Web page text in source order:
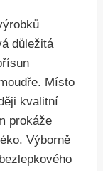
důležitá
Místo
kvalitní
prokáže
Výborně